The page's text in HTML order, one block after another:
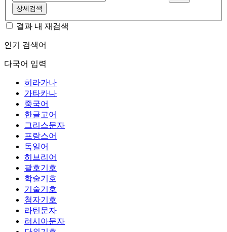
상세검색
결과 내 재검색
인기 검색어
다국어 입력
히라가나
가타카나
중국어
한글고어
그리스문자
프랑스어
독일어
히브리어
괄호기호
학술기호
기술기호
첨자기호
라틴문자
러시아문자